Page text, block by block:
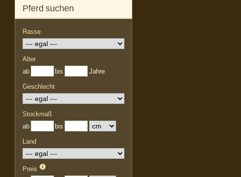
Pferd suchen
Rasse
Alter
ab
bis Jahre
Geschlecht
Stockmaß
ab
bis
Land
Preis